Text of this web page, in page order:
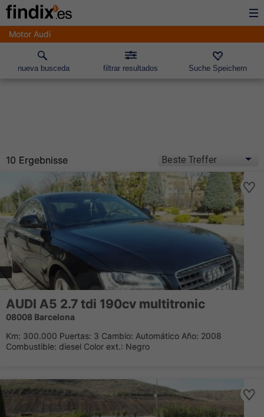
Motor Audi
nueva busceda filtrar resultados Suche Speichern
10 Ergebnisse
AUDI A5 2.7 tdi 190cv multitronic
08008 Barcelona
Km: 300.000 Puertas: 3 Cambio: Automático Año: 2008
Combustible: diesel Color ext.: Negro